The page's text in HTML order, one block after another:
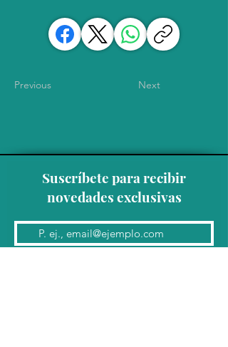
Previous Next
Suscríbete para recibir
novedades exclusivas